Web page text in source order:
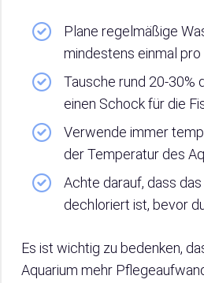
Plane regelmäßige
mindestens einmal pro
Tausche rund 20-30%
einen Schock für die
Verwende immer
der Temperatur des
Achte darauf, dass
dechloriert ist, bevor
Es ist wichtig zu bedenken,
Aquarium mehr